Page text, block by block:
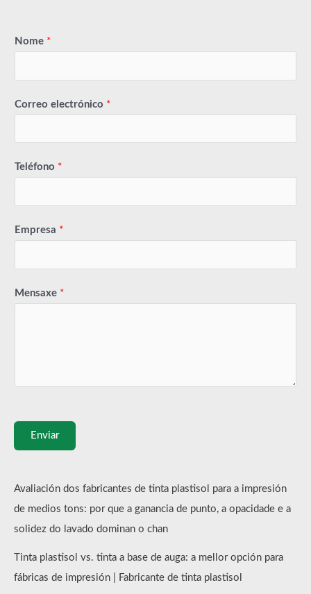
Nome *
Correo electrónico *
Teléfono *
Empresa *
Mensaxe *
Enviar
Avaliación dos fabricantes de tinta plastisol para a impresión
de medios tons: por que a ganancia de punto, a opacidade e a
solidez do lavado dominan o chan
Tinta plastisol vs. tinta a base de auga: a mellor opción para
fábricas de impresión | Fabricante de tinta plastisol